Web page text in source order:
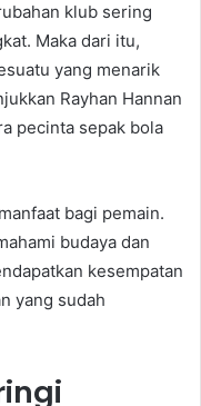
klub sering
Maka dari itu,
yang menarik
Rayhan Hannan
pecinta sepak bola
bagi pemain.
budaya dan
kesempatan
yang sudah